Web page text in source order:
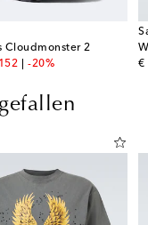
Cloudmonster 2
price
-20%
€